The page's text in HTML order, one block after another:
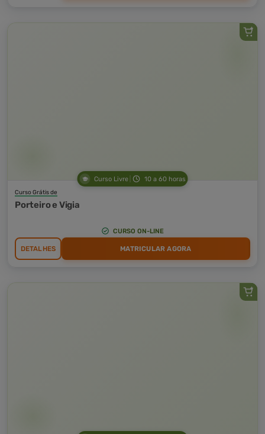
Curso Livre 10 a 60 horas
Curso Grátis de
Porteiro e Vigia
CURSO ON-LINE
DETALHES MATRICULAR AGORA